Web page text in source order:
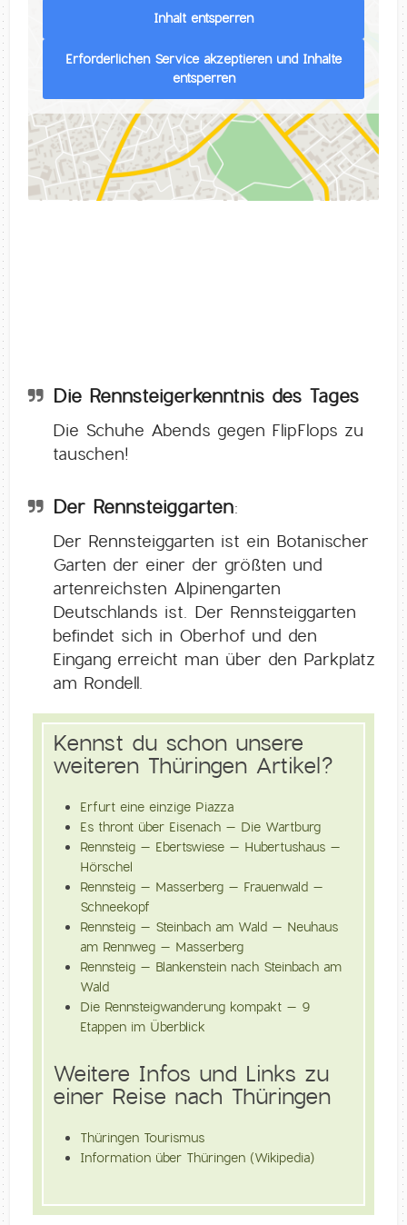
Inhalt entsperren
Erforderlichen Service akzeptieren und Inhalte
entsperren
Die Rennsteigerkenntnis des Tages
Die Schuhe Abends gegen FlipFlops zu
tauschen!
Der Rennsteiggarten:
Der Rennsteiggarten ist ein Botanischer
Garten der einer der größten und
artenreichsten Alpinengarten
Deutschlands ist. Der Rennsteiggarten
befindet sich in Oberhof und den
Eingang erreicht man über den Parkplatz
am Rondell.
Kennst du schon unsere
weiteren Thüringen Artikel?
Erfurt eine einzige Piazza
Es thront über Eisenach – Die Wartburg
Rennsteig – Ebertswiese – Hubertushaus –
Hörschel
Rennsteig – Masserberg – Frauenwald –
Schneekopf
Rennsteig – Steinbach am Wald – Neuhaus
am Rennweg – Masserberg
Rennsteig – Blankenstein nach Steinbach am
Wald
Die Rennsteigwanderung kompakt – 9
Etappen im Überblick
Weitere Infos und Links zu
einer Reise nach Thüringen
Thüringen Tourismus
Information über Thüringen (Wikipedia)